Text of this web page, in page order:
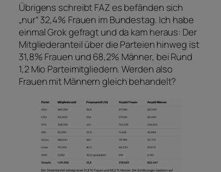
Übrigens schreibt FAZ es befänden sich
„nur“ 32,4% Frauen im Bundestag. Ich habe
einmal Grok gefragt und da kam heraus: Der
Mitgliederanteil über die Parteien hinweg ist
31,8% Frauen und 68,2% Männer, bei Rund
1,2 Mio Parteimitgliedern. Werden also
Frauen mit Männern gleich behandelt?